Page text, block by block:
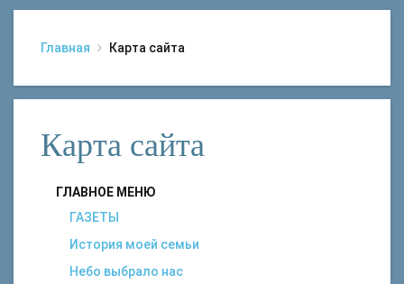
Главная Карта сайта
Карта сайта
ГЛАВНОЕ МЕНЮ
ГАЗЕТЫ
История моей семьи
Небо выбрало нас